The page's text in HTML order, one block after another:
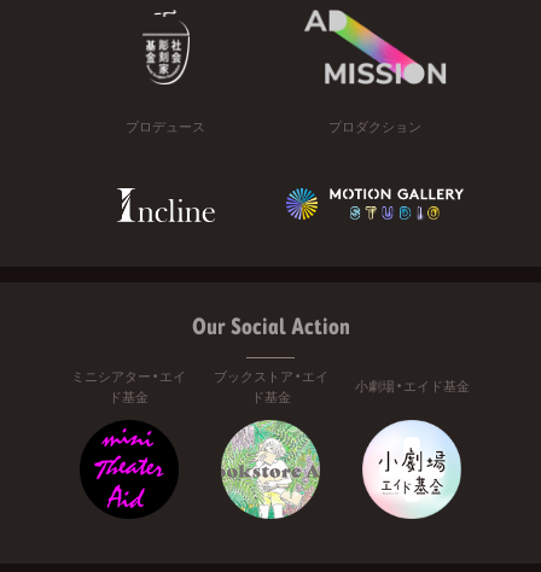
プロデュース プロダクション
Our Social Action
ミニシアター・エイ
ド基金
ブックストア・エイ
ド基金
小劇場・エイド基金